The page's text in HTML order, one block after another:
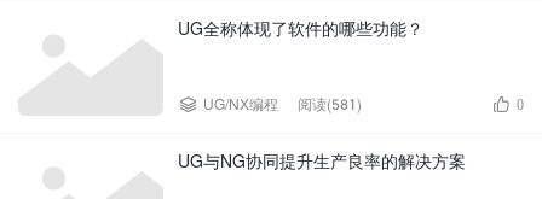
UG全称体现了软件的哪些功能？
 UG/NX编程 阅读(581)  0
UG与NG协同提升生产良率的解决方案